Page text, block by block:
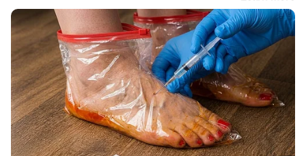
LATEST VIDEOS
ഫരീദാബാദില്‍ സ്‌കൂള്‍
വരാന്തയില്‍ അധ്യാപികയെ
കുത്തിക്കൊന്നു | Faridabad | Crime
News